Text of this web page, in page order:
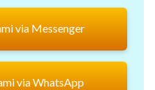
via Messenger
via WhatsApp